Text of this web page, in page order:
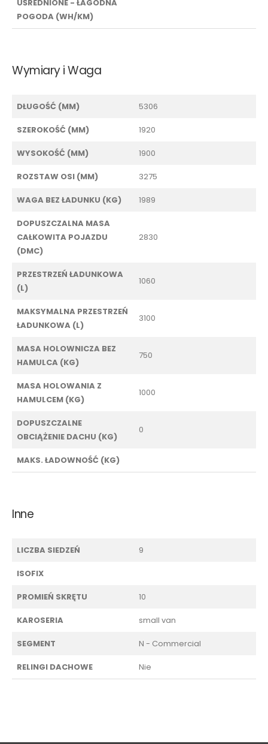
UŚREDNIONE - ŁAGODNA
POGODA (WH/KM)
Wymiary i Waga
DŁUGOŚĆ (MM) 5306
SZEROKOŚĆ (MM) 1920
WYSOKOŚĆ (MM) 1900
ROZSTAW OSI (MM) 3275
WAGA BEZ ŁADUNKU (KG) 1989
DOPUSZCZALNA MASA
CAŁKOWITA POJAZDU
(DMC)
2830
PRZESTRZEŃ ŁADUNKOWA
(L)
1060
MAKSYMALNA PRZESTRZEŃ
ŁADUNKOWA (L)
3100
MASA HOLOWNICZA BEZ
HAMULCA (KG)
750
MASA HOLOWANIA Z
HAMULCEM (KG)
1000
DOPUSZCZALNE
OBCIĄŻENIE DACHU (KG)
0
MAKS. ŁADOWNOŚĆ (KG)
Inne
LICZBA SIEDZEŃ 9
ISOFIX
PROMIEŃ SKRĘTU 10
KAROSERIA small van
SEGMENT N - Commercial
RELINGI DACHOWE Nie